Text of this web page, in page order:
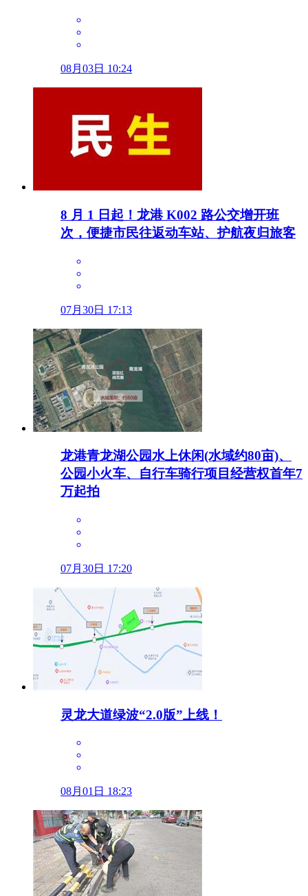
08月03日 10:24
8 月 1 日起！龙港 K002 路公交增开班
次，便捷市民往返动车站、护航夜归旅客
07月30日 17:13
龙港青龙湖公园水上休闲(水域约80亩)、
公园小火车、自行车骑行项目经营权首年7
万起拍
07月30日 17:20
灵龙大道绿波“2.0版”上线！
08月01日 18:23